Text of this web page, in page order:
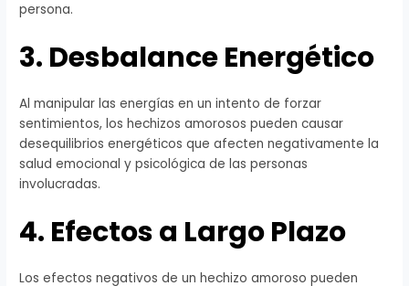
persona.
3. Desbalance Energético
Al manipular las energías en un intento de forzar
sentimientos, los hechizos amorosos pueden causar
desequilibrios energéticos que afecten negativamente la
salud emocional y psicológica de las personas
involucradas.
4. Efectos a Largo Plazo
Los efectos negativos de un hechizo amoroso pueden